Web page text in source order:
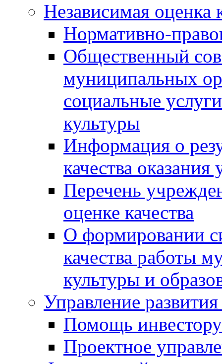
Независимая оценка
Нормативно-
Общественный
муниципальных
социальные
культуры
Информация о
качества оказания
Перечень
оценке качества
О формировании
качества работы
культуры и
Управление
Помощь инвестору
Проектное